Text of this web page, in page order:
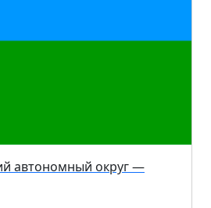
автономный округ —